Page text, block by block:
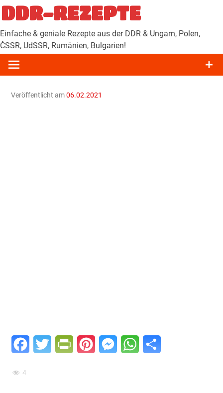
Zum
Inhalt
springen
DDR-REZEPTE
Einfache & geniale Rezepte aus der DDR & Ungarn, Polen,
ČSSR, UdSSR, Rumänien, Bulgarien!
Veröffentlicht am06.02.2021
FacebookTwitter PrintFriendly
PinterestMessengerWhatsApp
4